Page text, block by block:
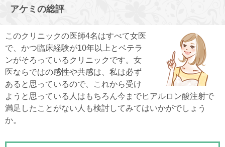
アケミの総評
このクリニックの医師4名はすべて女医
で、かつ臨床経験が10年以上とベテラ
ンがそろっているクリニックです。女
医ならではの感性や共感は、私は必ず
あると思っているので、これから受け
ようと思っている人はもちろん今までヒアルロン酸注射で
満足したことがない人も検討してみてはいかがでしょう
か。